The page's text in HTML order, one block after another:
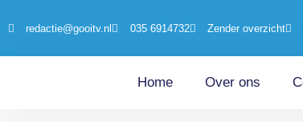
redactie@gooitv.nl 035 6914732 Zender overzicht
Home Over ons